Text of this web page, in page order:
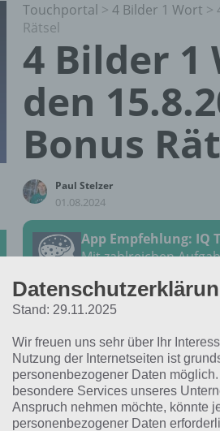
Touchportal > 4 Bilder 1 Wort >
Rätsel
4 Bilder
den
Bonus
Paul Stelzer
01.08.2024
App Empfehlung: IQ
Mit zahlreichen
im August 2024 in 4 Bilder 1
für dich:
MEDIZIN
Stand: 29.11.2025
Wir freuen uns sehr über Ihr
Nutzung der Internetseiten ist
personenbezogener Daten
besondere Services unseres
Anspruch nehmen möchte, könnte
personenbezogener Daten